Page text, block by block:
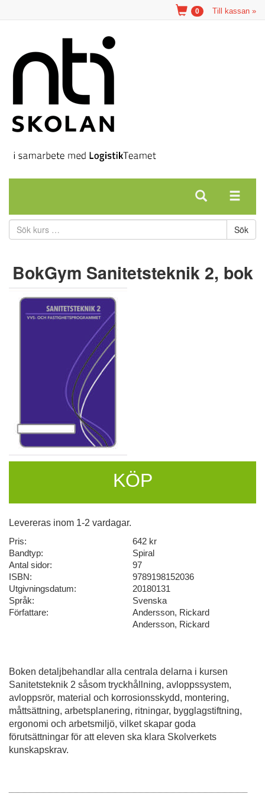
Till kassan »
0
Sök
BokGym Sanitetsteknik 2, bok
KÖP
Levereras inom 1-2 vardagar.
Pris:
642 kr
Bandtyp:
Spiral
Antal sidor:
97
ISBN:
9789198152036
Utgivningsdatum:
20180131
Språk:
Svenska
Författare:
Andersson, Rickard
Andersson, Rickard
Boken detaljbehandlar alla centrala delarna i kursen
Sanitetsteknik 2 såsom tryckhållning, avloppssystem,
avloppsrör, material och korrosionsskydd, montering,
måttsättning, arbetsplanering, ritningar, bygglagstiftning,
ergonomi och arbetsmiljö, vilket skapar goda
förutsättningar för att eleven ska klara Skolverkets
kunskapskrav.